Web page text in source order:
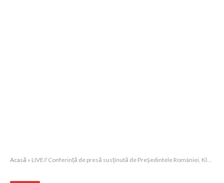
Acasă » LIVE// Conferință de presă susținută de Președintele României, Klaus Iohannis, și Președintele Republicii Moldova, Maia Sandu